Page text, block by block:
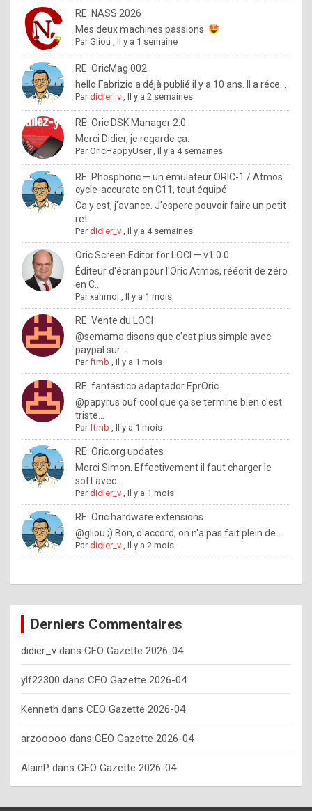
b
y
o
l
e
x
.
I
f
y
o
u
w
a
n
t
o
n
o
w
h
o
w
o
e
y
o
u
s
h
o
RE: NASS 2026
Mes deux machines passions.
ParGliou ,Il y a 1 semaine
RE: OricMag 002
hello Fabrizio a déjà publié il y a 10 ans. Il a réce...
Pardidier_v ,Il y a 2 semaines
RE: Oric DSK Manager 2.0
Merci Didier, je regarde ça.
ParOricHappyUser,Il y a 4 semaines
RE: Phosphoric — un émulateur ORIC-1 / Atmos
cycle-accurate en C11, tout équipé
Ca y est, j'avance. J'espere pouvoir faire un petit
ret...
Pardidier_v ,Il y a 4 semaines
Oric Screen Editor for LOCI — v1.0.0
Éditeur d'écran pour l'Oric Atmos, réécrit de zéro
en C...
Parxahmol ,Il y a 1 mois
RE: Vente du LOCI
@semama disons que c'est plus simple avec
paypal sur ...
Parftmb ,Il y a 1 mois
RE: fantástico adaptador EprOric
@papyrus ouf cool que ça se termine bien c'est
triste...
Parftmb ,Il y a 1 mois
RE: Oric.org updates
Merci Simon. Effectivement il faut charger le
soft avec...
Pardidier_v ,Il y a 1 mois
RE: Oric hardware extensions
@gliou ;) Bon, d'accord, on n'a pas fait plein de ...
Pardidier_v ,Il y a 2 mois
Derniers Commentaires
didier_v dans CEO Gazette 2026-04
ylf22300 dans CEO Gazette 2026-04
Kenneth dans CEO Gazette 2026-04
arzooooo dans CEO Gazette 2026-04
AlainP dans CEO Gazette 2026-04